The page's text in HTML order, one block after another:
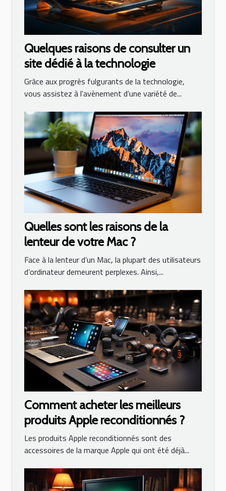
Quelques raisons de consulter un
site dédié à la technologie
Grâce aux progrès fulgurants de la technologie,
vous assistez à l'avènement d'une variété de...
Quelles sont les raisons de la
lenteur de votre Mac ?
Face à la lenteur d’un Mac, la plupart des utilisateurs
d’ordinateur demeurent perplexes. Ainsi,...
Comment acheter les meilleurs
produits Apple reconditionnés ?
Les produits Apple reconditionnés sont des
accessoires de la marque Apple qui ont été déjà...